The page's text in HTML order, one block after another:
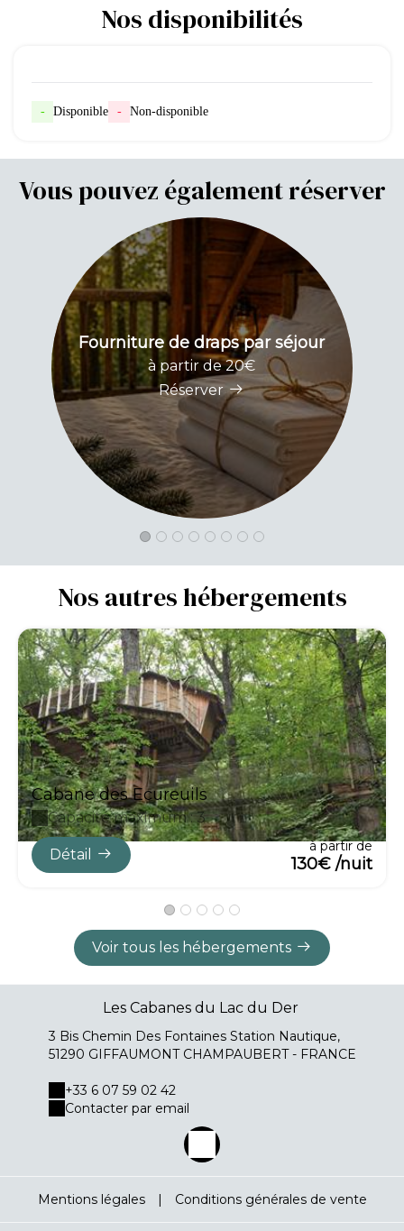
Nos disponibilités
- Disponible - Non-disponible
Vous pouvez également réserver
Fourniture de draps par séjour
à partir de 20€
Réserver
Nos autres hébergements
Cabane des Ecureuils
Capacité maximum : 3
Détail
à partir de
130€ /nuit
Voir tous les hébergements
Les Cabanes du Lac du Der
3 Bis Chemin Des Fontaines Station Nautique,
51290 GIFFAUMONT CHAMPAUBERT - FRANCE
+33 6 07 59 02 42
Contacter par email
Mentions légales | Conditions générales de vente